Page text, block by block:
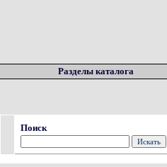
Разделы каталога
Поиск